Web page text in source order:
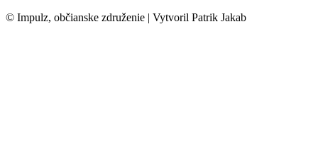
© Impulz, občianske združenie | Vytvoril Patrik Jakab